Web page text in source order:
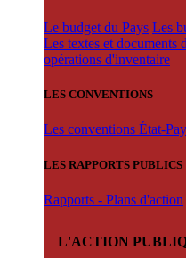
Le budget du Pays Les
Les textes et documents
opérations d'inventaire
LES CONVENTIONS
Les conventions État-
LES RAPPORTS PUBLICS
Rapports - Plans d'action
L'ACTION